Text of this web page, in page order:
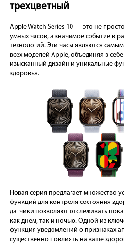
трехцветный
Apple Watch Series 10 — это не
умных часов, а значимое событие в
технологий. Эти часы являются
всех моделей Apple, объединяя в
изысканный дизайн и уникальные
здоровья.
Новая серия предлагает множество
функций для контроля состояния
датчики позволяют отслеживать
как днем, так и ночью. Одной из
функция уведомлений о признаках
существенно повлиять на ваше